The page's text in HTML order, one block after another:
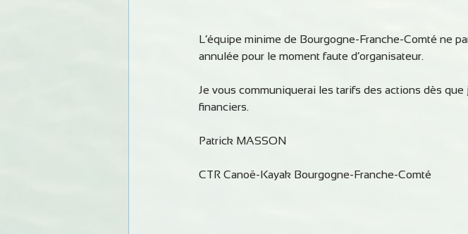
L’équipe minime de Bourgogne-Franche-Comté ne
annulée pour le moment faute d’organisateur.
Je vous communiquerai les tarifs des actions dès
financiers.
Patrick MASSON
CTR Canoë-Kayak Bourgogne-Franche-Comté